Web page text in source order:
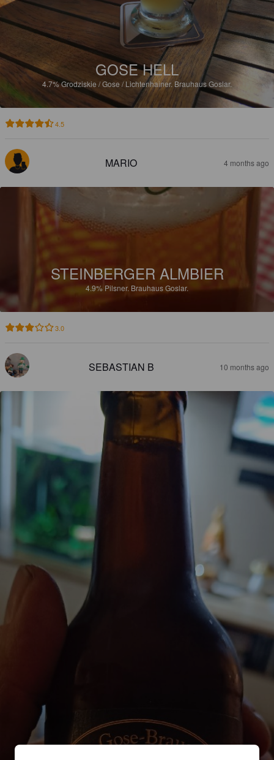
GOSE HELL
4.7%Grodziskie / Gose / Lichtenhainer. Brauhaus Goslar.
4.5
MARIO 4 months ago
STEINBERGER ALMBIER
4.9% Pilsner. Brauhaus Goslar.
3.0
SEBASTIAN B 10 months ago